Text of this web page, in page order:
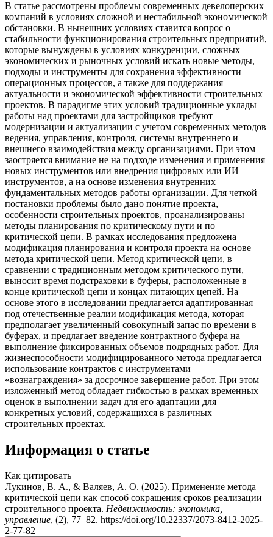
В статье рассмотрены проблемы современных девелоперских
компаний в условиях сложной и нестабильной экономической
обстановки. В нынешних условиях ставится вопрос о
стабильности функционирования строительных предприятий,
которые вынуждены в условиях конкуренции, сложных
экономических и рыночных условий искать новые методы,
подходы и инструменты для сохранения эффективности
операционных процессов, а также для поддержания
актуальности и экономической эффективности строительных
проектов. В парадигме этих условий традиционные уклады
работы над проектами для застройщиков требуют
модернизации и актуализации с учетом современных методов
ведения, управления, контроля, системы внутреннего и
внешнего взаимодействия между организациями. При этом
заостряется внимание не на подходе изменения и применения
новых инструментов или внедрения цифровых или ИИ
инструментов, а на основе изменения внутренних
фундаментальных методов работы организации. Для четкой
постановки проблемы было дано понятие проекта,
особенности строительных проектов, проанализированы
методы планирования по критическому пути и по
критической цепи. В рамках исследования предложена
модификация планирования и контроля проекта на основе
метода критической цепи. Метод критической цепи, в
сравнении с традиционным методом критического пути,
выносит время подстраховки в буферы, расположенные в
конце критической цепи и концах питающих цепей. На
основе этого в исследовании предлагается адаптированная
под отечественные реалии модификация метода, которая
предполагает увеличенный совокупный запас по времени в
буферах, и предлагает введение контрактного буфера на
выполнение фиксированных объемов подрядных работ. Для
жизнеспособности модифицированного метода предлагается
использование контрактов с инструментами
«вознаграждения» за досрочное завершение работ. При этом
изложенный метод обладает гибкостью в рамках временных
оценок в выполнении задач для его адаптации для
конкретных условий, содержащихся в различных
строительных проектах.
Информация о статье
Как цитировать
Лукинов, В. А., & Валяев, А. О. (2025). Применение метода
критической цепи как способ сокращения сроков реализации
строительного проекта. Недвижимость: экономика,
управление, (2), 77–82. https://doi.org/10.22337/2073-8412-2025-
2-77-82